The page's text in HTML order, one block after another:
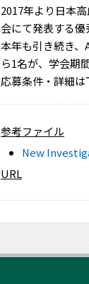
2017年より日本
会にて発表する
本年も引き続き
ら1名が、学会期
応募条件・詳細は
参考ファイル
New
URL